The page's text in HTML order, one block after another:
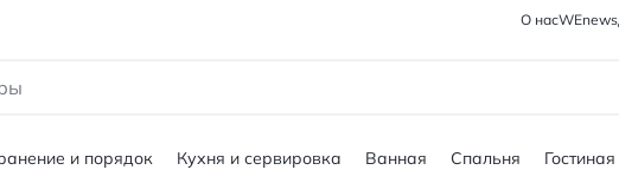
О насWEnews
и порядок Кухня и сервировка Ванная Спальня Гостиная